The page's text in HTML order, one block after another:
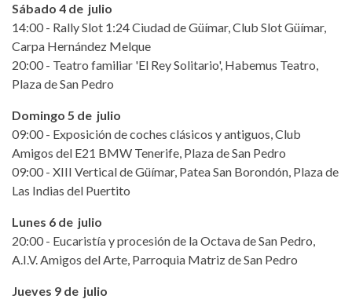
Sábado 4 de julio
14:00 - Rally Slot 1:24 Ciudad de Güímar, Club Slot Güímar,
Carpa Hernández Melque
20:00 - Teatro familiar 'El Rey Solitario', Habemus Teatro,
Plaza de San Pedro
Domingo 5 de julio
09:00 - Exposición de coches clásicos y antiguos, Club
Amigos del E21 BMW Tenerife, Plaza de San Pedro
09:00 - XIII Vertical de Güímar, Patea San Borondón, Plaza de
Las Indias del Puertito
Lunes 6 de julio
20:00 - Eucaristía y procesión de la Octava de San Pedro,
A.I.V. Amigos del Arte, Parroquia Matriz de San Pedro
Jueves 9 de julio